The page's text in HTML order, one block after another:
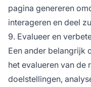
pagina genereren
interageren en deel
9. Evalueer en
Een ander belangrijk
het evalueren van de
doelstellingen,